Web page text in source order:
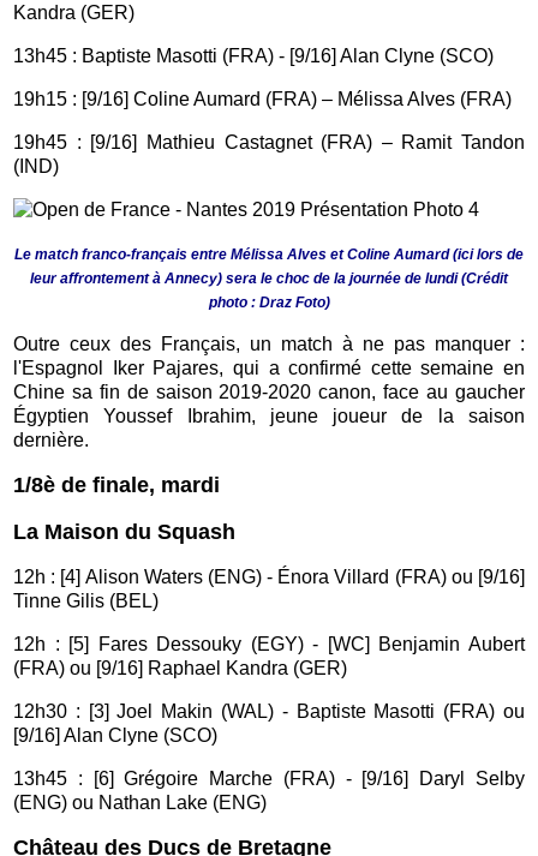
Kandra (GER)
13h45 : Baptiste Masotti (FRA) - [9/16] Alan Clyne (SCO)
19h15 : [9/16] Coline Aumard (FRA) – Mélissa Alves (FRA)
19h45 : [9/16] Mathieu Castagnet (FRA) – Ramit Tandon
(IND)
Le match franco-français entre Mélissa Alves et Coline Aumard (ici lors de
leur affrontement à Annecy) sera le choc de la journée de lundi (Crédit
photo : Draz Foto)
Outre ceux des Français, un match à ne pas manquer :
l'Espagnol Iker Pajares, qui a confirmé cette semaine en
Chine sa fin de saison 2019-2020 canon, face au gaucher
Égyptien Youssef Ibrahim, jeune joueur de la saison
dernière.
1/8è de finale, mardi
La Maison du Squash
12h : [4] Alison Waters (ENG) - Énora Villard (FRA) ou [9/16]
Tinne Gilis (BEL)
12h : [5] Fares Dessouky (EGY) - [WC] Benjamin Aubert
(FRA) ou [9/16] Raphael Kandra (GER)
12h30 : [3] Joel Makin (WAL) - Baptiste Masotti (FRA) ou
[9/16] Alan Clyne (SCO)
13h45 : [6] Grégoire Marche (FRA) - [9/16] Daryl Selby
(ENG) ou Nathan Lake (ENG)
Château des Ducs de Bretagne